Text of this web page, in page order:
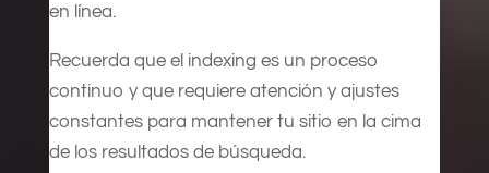
en línea.
Recuerda que el indexing es un proceso
continuo y que requiere atención y ajustes
constantes para mantener tu sitio en la cima
de los resultados de búsqueda.